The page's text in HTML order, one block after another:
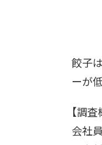
餃子
ーが
【調査
会社